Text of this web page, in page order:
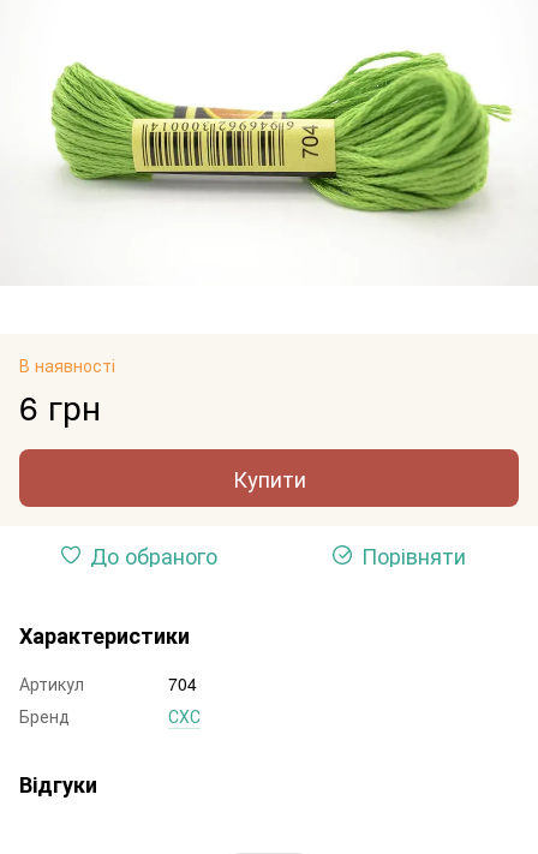
В наявності
6 грн
Купити
До обраного Порівняти
Характеристики
Артикул
704
Бренд
СХС
Відгуки